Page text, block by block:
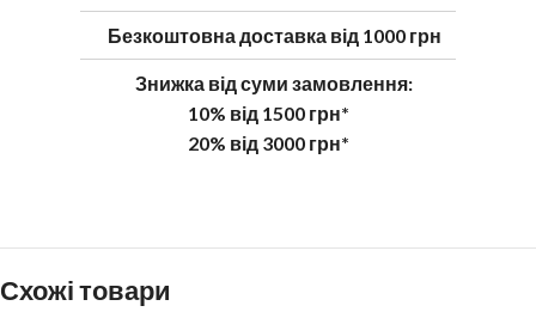
Безкоштовна доставка від 1000 грн
Знижка від суми замовлення:
10% від 1500 грн*
20% від 3000 грн*
Схожі товари